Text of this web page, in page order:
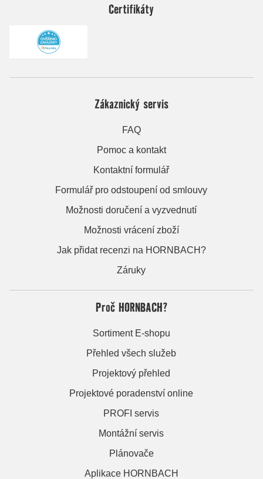
Certifikáty
Zákaznický servis
FAQ
Pomoc a kontakt
Kontaktní formulář
Formulář pro odstoupení od smlouvy
Možnosti doručení a vyzvednutí
Možnosti vrácení zboží
Jak přidat recenzi na HORNBACH?
Záruky
Proč HORNBACH?
Sortiment E-shopu
Přehled všech služeb
Projektový přehled
Projektové poradenství online
PROFI servis
Montážní servis
Plánovače
Aplikace HORNBACH